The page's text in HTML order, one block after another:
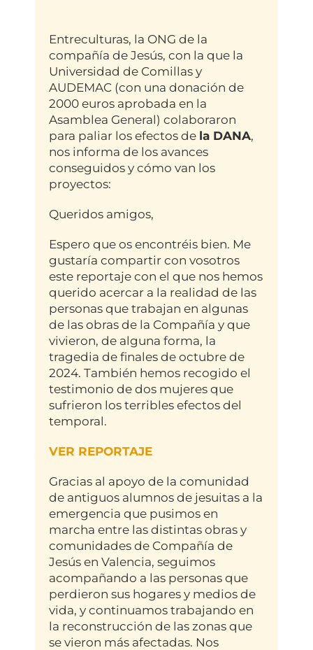
Entreculturas, la ONG de la
compañía de Jesús, con la que la
Universidad de Comillas y
AUDEMAC (con una donación de
2000 euros aprobada en la
Asamblea General) colaboraron
para paliar los efectos de la DANA,
nos informa de los avances
conseguidos y cómo van los
proyectos:
Queridos amigos,
Espero que os encontréis bien. Me
gustaría compartir con vosotros
este reportaje con el que nos hemos
querido acercar a la realidad de las
personas que trabajan en algunas
de las obras de la Compañía y que
vivieron, de alguna forma, la
tragedia de finales de octubre de
2024. También hemos recogido el
testimonio de dos mujeres que
sufrieron los terribles efectos del
temporal.
VER REPORTAJE
Gracias al apoyo de la comunidad
de antiguos alumnos de jesuitas a la
emergencia que pusimos en
marcha entre las distintas obras y
comunidades de Compañía de
Jesús en Valencia, seguimos
acompañando a las personas que
perdieron sus hogares y medios de
vida, y continuamos trabajando en
la reconstrucción de las zonas que
se vieron más afectadas. Nos